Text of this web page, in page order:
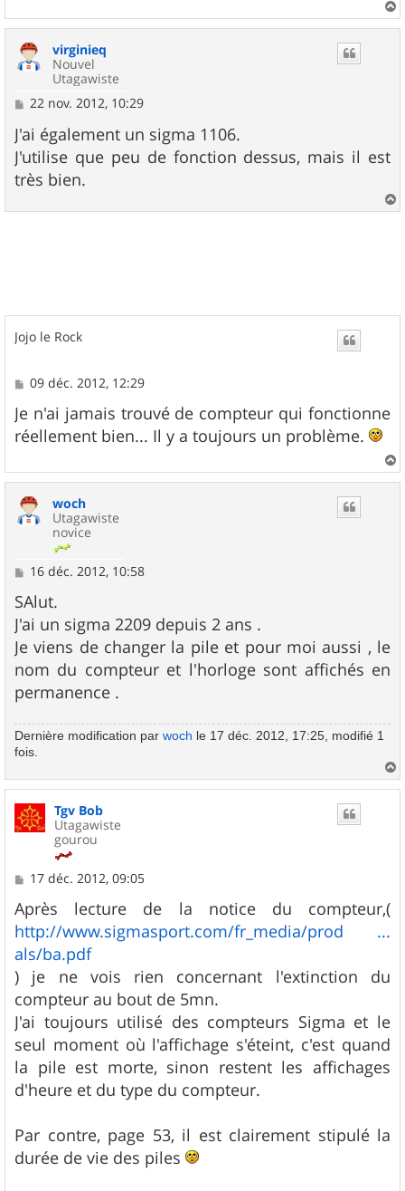
e
a
virginieq
Nouvel
Utagawiste
M
s
s
a
g
e
22 nov. 2012, 10:29
J'ai également un sigma 1106.
J'utilise que peu de fonction dessus, mais il est
très bien.
a
Jojo le Rock
M
s
s
a
e
09 déc. 2012, 12:29
Je n'ai jamais trouvé de compteur qui fonctionne
réellement bien... Il y a toujours un problème.
a
woch
Utagawiste
novice
M
s
s
a
g
e
16 déc. 2012, 10:58
SAlut.
J'ai un sigma 2209 depuis 2 ans .
Je viens de changer la pile et pour moi aussi , le
nom du compteur et l'horloge sont affichés en
permanence .
Dernière modification par woch le 17 déc. 2012, 17:25, modifié 1
fois.
a
Tgv Bob
Utagawiste
gourou
M
s
s
a
g
e
17 déc. 2012, 09:05
Après lecture de la notice du compteur,(
http://www.sigmasport.com/fr_media/prod ...
als/ba.pdf
) je ne vois rien concernant l'extinction du
compteur au bout de 5mn.
J'ai toujours utilisé des compteurs Sigma et le
seul moment où l'affichage s'éteint, c'est quand
la pile est morte, sinon restent les affichages
d'heure et du type du compteur.
Par contre, page 53, il est clairement stipulé la
durée de vie des piles